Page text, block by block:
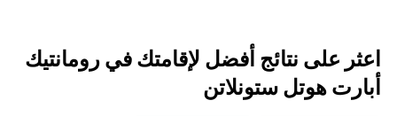
اعثر على نتائج أفضل لإقامتك في رومانتيك
أبارت هوتل ستونلاتن